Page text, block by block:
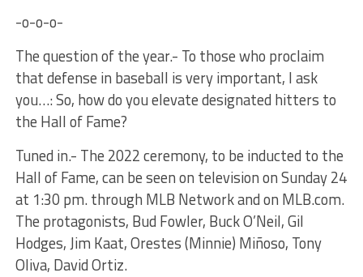
-o-o-o-
The question of the year.- To those who proclaim
that defense in baseball is very important, I ask
you…: So, how do you elevate designated hitters to
the Hall of Fame?
Tuned in.- The 2022 ceremony, to be inducted to the
Hall of Fame, can be seen on television on Sunday 24
at 1:30 pm. through MLB Network and on MLB.com.
The protagonists, Bud Fowler, Buck O’Neil, Gil
Hodges, Jim Kaat, Orestes (Minnie) Miñoso, Tony
Oliva, David Ortiz.